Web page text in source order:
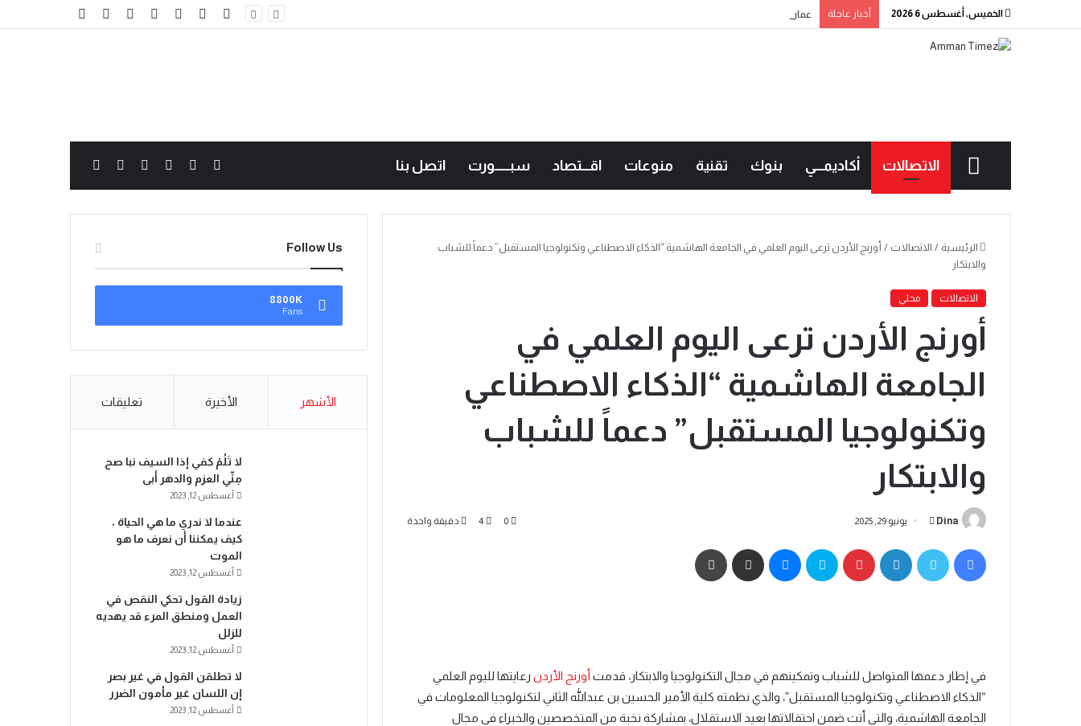
الخميس, أغسطس 6 2026 أخبار عاجلة عمان الاهلية بطلة الجامعات الأردنية في الكراتيه للطلاب ووصيفه البطولة للطالبات .. صور
الاتصالات أكاديمـــي بنوك تقنية منوعات اقـــتصاد سبــــــورت اتصل بنا
الرئيسية / الاتصالات / أورنج الأردن ترعى اليوم العلمي في الجامعة الهاشمية “الذكاء الاصطناعي وتكنولوجيا المستقبل” دعماً للشباب
والابتكار
الاتصالات محلي
أورنج الأردن ترعى اليوم العلمي في
الجامعة الهاشمية “الذكاء الاصطناعي
وتكنولوجيا المستقبل” دعماً للشباب
والابتكار
Dina يونيو 29, 2025 0
4 دقيقة واحدة
في إطار دعمها المتواصل للشباب وتمكينهم في مجال التكنولوجيا والابتكار، قدمت أورنج الأردن رعايتها لليوم العلمي
“الذكاء الاصطناعي وتكنولوجيا المستقبل”، والذي نظمته كلية الأمير الحسين بن عبدالله الثاني لتكنولوجيا المعلومات في
الجامعة الهاشمية، والتي أتت ضمن احتفالاتها بعيد الاستقلال، بمشاركة نخبة من المتخصصين والخبراء في مجال
Follow Us
8800K
Fans
الأشهر الأخيرة تعليقات
لا تَلُمْ كفي إذا السيف نبا صح
مِنِّي العزم والدهر أبى
أغسطس 12, 2023
عندما لا ندري ما هي الحياة ،
كيف يمكننا أن نعرف ما هو
الموت
أغسطس 12, 2023
زيادة القول تحكي النقص في
العمل ومنطق المرء قد يهديه
للزلل
أغسطس 12, 2023
لا تطلقن القول في غير بصر
إن اللسان غير مأمون الضرر
أغسطس 12, 2023